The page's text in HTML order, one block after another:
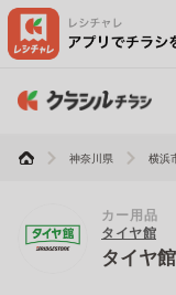
神奈川県 横浜
カー用品
タイヤ館
タイヤ